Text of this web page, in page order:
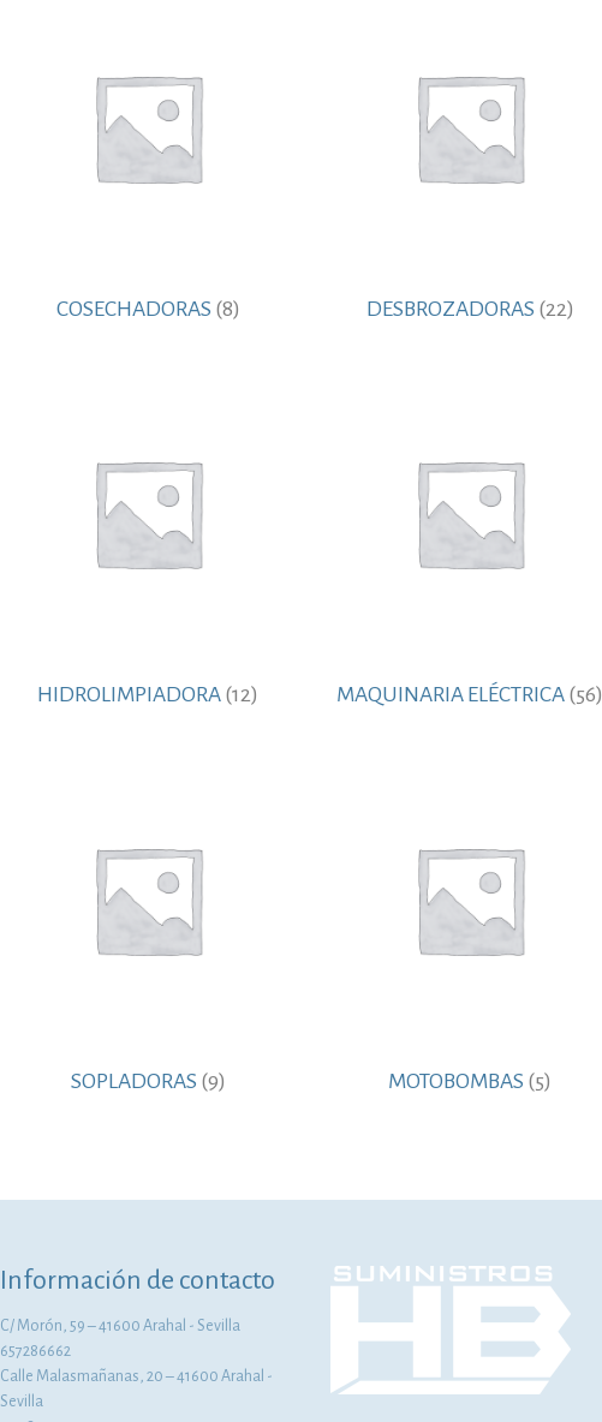
COSECHADORAS (8) DESBROZADORAS (22)
HIDROLIMPIADORA (12) MAQUINARIA ELÉCTRICA (56)
SOPLADORAS (9) MOTOBOMBAS (5)
Información de contacto
C/ Morón, 59 – 41600 Arahal - Sevilla
657286662
Calle Malasmañanas, 20 – 41600 Arahal -
Sevilla